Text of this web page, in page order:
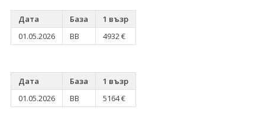
Дата База
1 възр
01.05.2026
BB 4932 €
Дата База
1 възр
01.05.2026
BB 5164 €